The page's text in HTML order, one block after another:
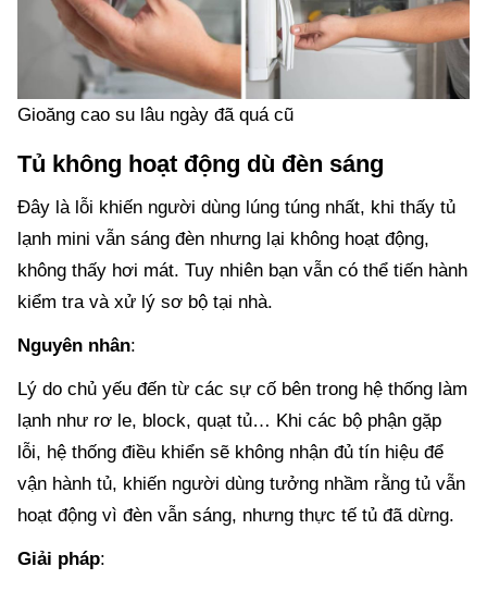
Gioăng cao su lâu ngày đã quá cũ
Tủ không hoạt động dù đèn sáng
Đây là lỗi khiến người dùng lúng túng nhất, khi thấy tủ
lạnh mini vẫn sáng đèn nhưng lại không hoạt động,
không thấy hơi mát. Tuy nhiên bạn vẫn có thể tiến hành
kiểm tra và xử lý sơ bộ tại nhà.
Nguyên nhân:
Lý do chủ yếu đến từ các sự cố bên trong hệ thống làm
lạnh như rơ le, block, quạt tủ… Khi các bộ phận gặp
lỗi, hệ thống điều khiển sẽ không nhận đủ tín hiệu để
vận hành tủ, khiến người dùng tưởng nhầm rằng tủ vẫn
hoạt động vì đèn vẫn sáng, nhưng thực tế tủ đã dừng.
Giải pháp: